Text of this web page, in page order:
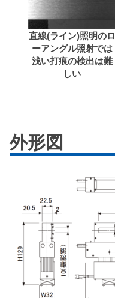
直線(ライン)照明のロ
ーアングル照射では
浅い打痕の検出は難
しい
外形図